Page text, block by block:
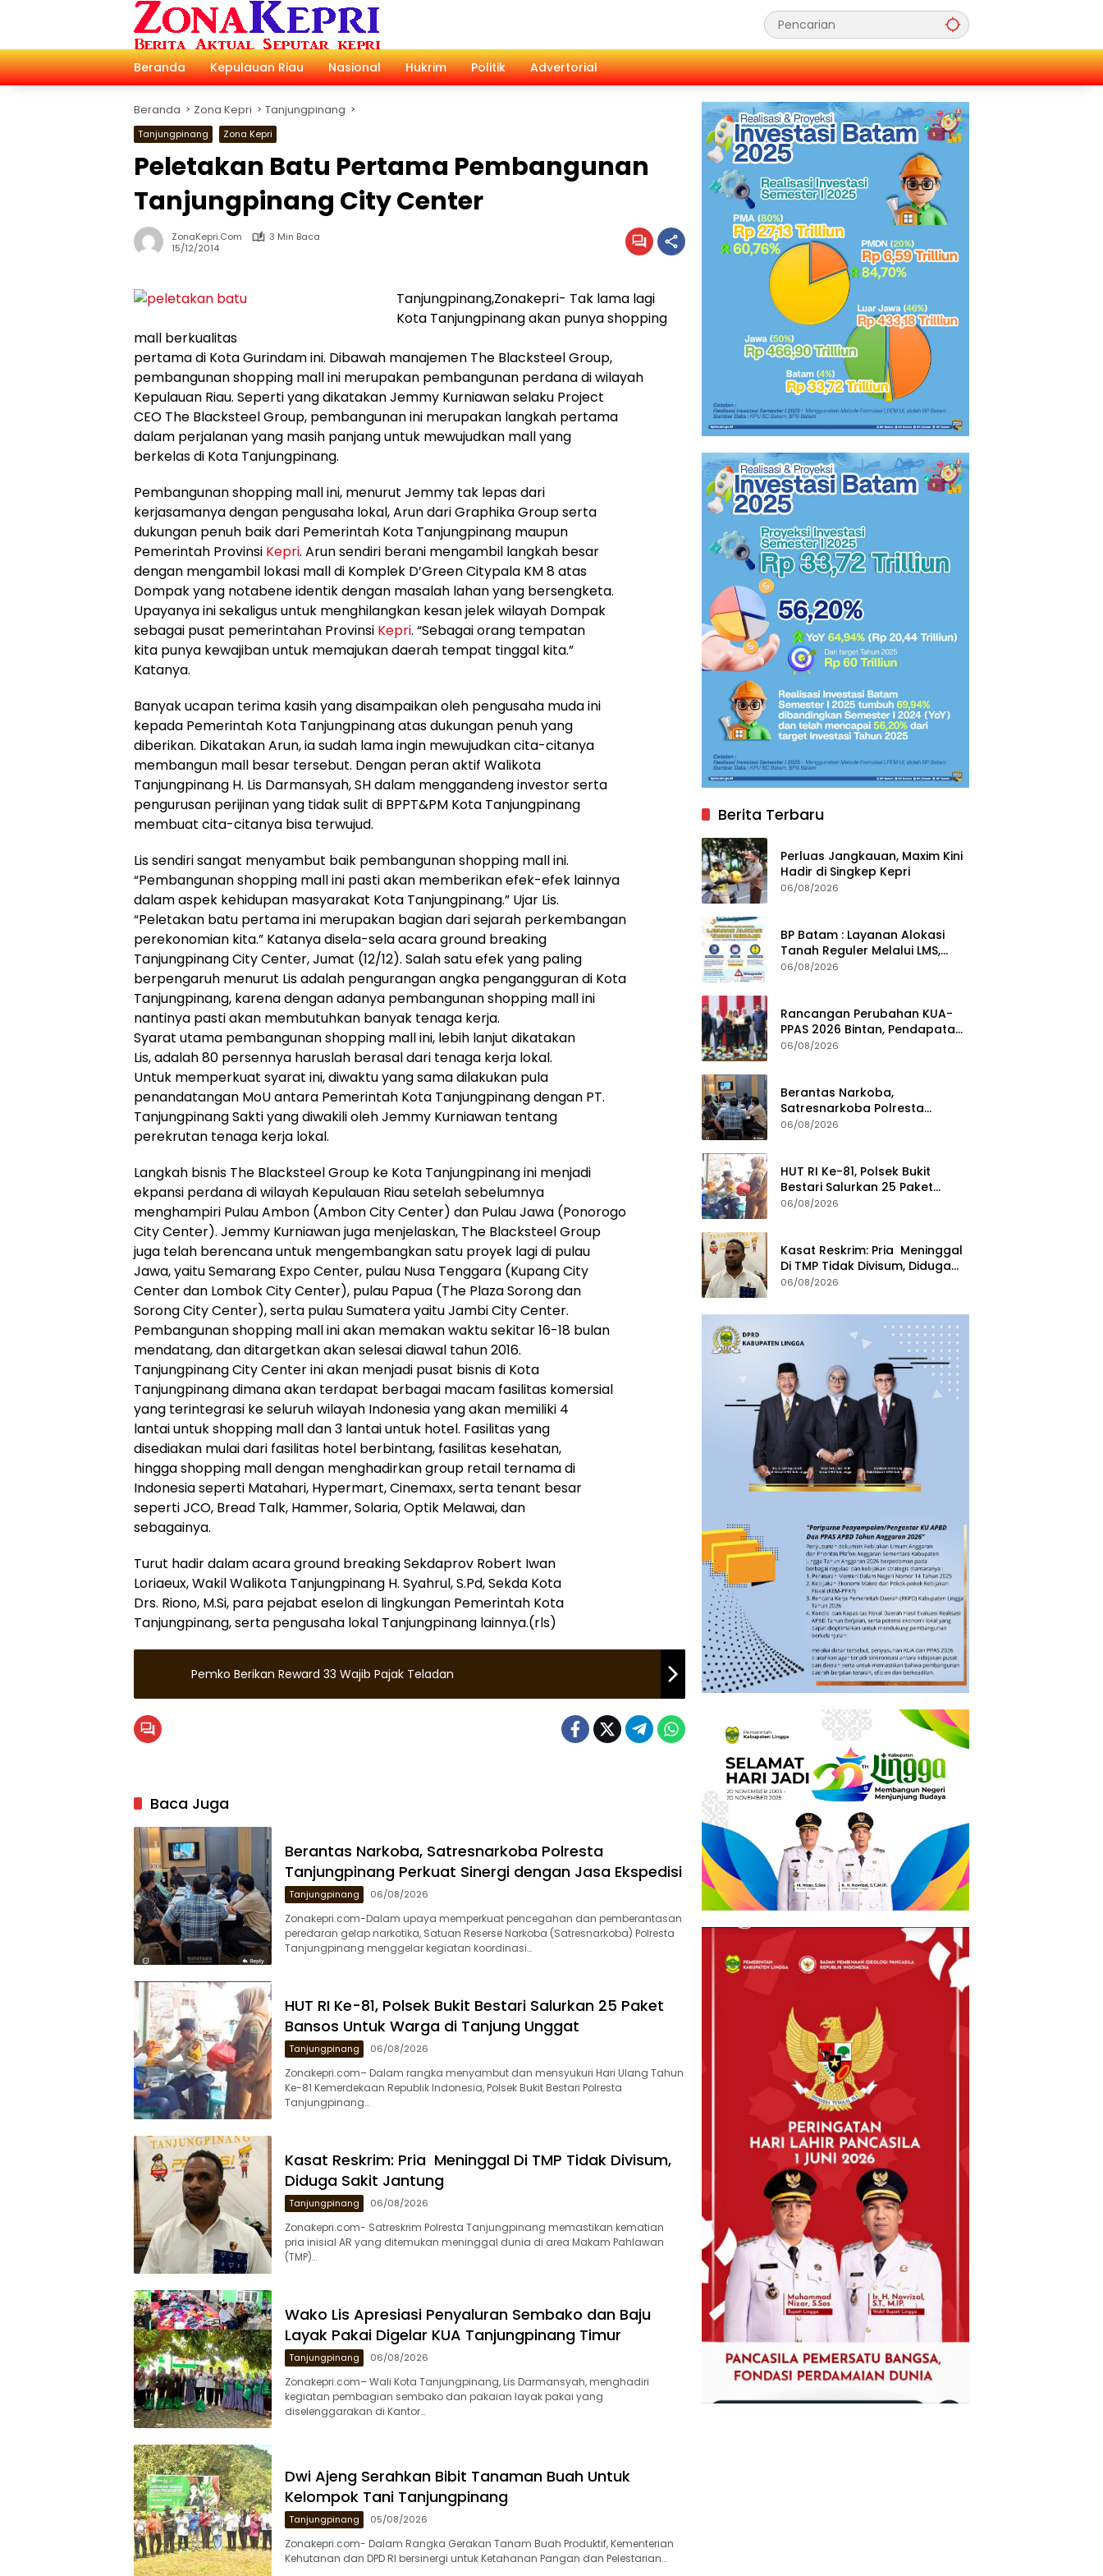
Beranda
Kepulauan Riau Nasional Hukrim Politik Advertorial
Beranda Zona Kepri Tanjungpinang
Tanjungpinang Zona Kepri
Peletakan Batu Pertama Pembangunan
Tanjungpinang City Center
ZonaKepri.com
3 Min Baca
15/12/2014
Tanjungpinang,Zonakepri- Tak lama lagi
Kota Tanjungpinang akan punya shopping
mall berkualitas
pertama di Kota Gurindam ini. Dibawah manajemen The Blacksteel Group,
pembangunan shopping mall ini merupakan pembangunan perdana di wilayah
Kepulauan Riau. Seperti yang dikatakan Jemmy Kurniawan selaku Project
CEO The Blacksteel Group, pembangunan ini merupakan langkah pertama
dalam perjalanan yang masih panjang untuk mewujudkan mall yang
berkelas di Kota Tanjungpinang.
Pembangunan shopping mall ini, menurut Jemmy tak lepas dari
kerjasamanya dengan pengusaha lokal, Arun dari Graphika Group serta
dukungan penuh baik dari Pemerintah Kota Tanjungpinang maupun
Pemerintah Provinsi Kepri. Arun sendiri berani mengambil langkah besar
dengan mengambil lokasi mall di Komplek D’Green Citypala KM 8 atas
Dompak yang notabene identik dengan masalah lahan yang bersengketa.
Upayanya ini sekaligus untuk menghilangkan kesan jelek wilayah Dompak
sebagai pusat pemerintahan Provinsi Kepri. “Sebagai orang tempatan
kita punya kewajiban untuk memajukan daerah tempat tinggal kita.”
Katanya.
Banyak ucapan terima kasih yang disampaikan oleh pengusaha muda ini
kepada Pemerintah Kota Tanjungpinang atas dukungan penuh yang
diberikan. Dikatakan Arun, ia sudah lama ingin mewujudkan cita-citanya
membangun mall besar tersebut. Dengan peran aktif Walikota
Tanjungpinang H. Lis Darmansyah, SH dalam menggandeng investor serta
pengurusan perijinan yang tidak sulit di BPPT&PM Kota Tanjungpinang
membuat cita-citanya bisa terwujud.
Lis sendiri sangat menyambut baik pembangunan shopping mall ini.
“Pembangunan shopping mall ini pasti akan memberikan efek-efek lainnya
dalam aspek kehidupan masyarakat Kota Tanjungpinang.” Ujar Lis.
“Peletakan batu pertama ini merupakan bagian dari sejarah perkembangan
perekonomian kita.” Katanya disela-sela acara ground breaking
Tanjungpinang City Center, Jumat (12/12). Salah satu efek yang paling
berpengaruh menurut Lis adalah pengurangan angka pengangguran di Kota
Tanjungpinang, karena dengan adanya pembangunan shopping mall ini
nantinya pasti akan membutuhkan banyak tenaga kerja.
Syarat utama pembangunan shopping mall ini, lebih lanjut dikatakan
Lis, adalah 80 persennya haruslah berasal dari tenaga kerja lokal.
Untuk memperkuat syarat ini, diwaktu yang sama dilakukan pula
penandatangan MoU antara Pemerintah Kota Tanjungpinang dengan PT.
Tanjungpinang Sakti yang diwakili oleh Jemmy Kurniawan tentang
perekrutan tenaga kerja lokal.
Langkah bisnis The Blacksteel Group ke Kota Tanjungpinang ini menjadi
ekpansi perdana di wilayah Kepulauan Riau setelah sebelumnya
menghampiri Pulau Ambon (Ambon City Center) dan Pulau Jawa (Ponorogo
City Center). Jemmy Kurniawan juga menjelaskan, The Blacksteel Group
juga telah berencana untuk mengembangkan satu proyek lagi di pulau
Jawa, yaitu Semarang Expo Center, pulau Nusa Tenggara (Kupang City
Center dan Lombok City Center), pulau Papua (The Plaza Sorong dan
Sorong City Center), serta pulau Sumatera yaitu Jambi City Center.
Pembangunan shopping mall ini akan memakan waktu sekitar 16-18 bulan
mendatang, dan ditargetkan akan selesai diawal tahun 2016.
Tanjungpinang City Center ini akan menjadi pusat bisnis di Kota
Tanjungpinang dimana akan terdapat berbagai macam fasilitas komersial
yang terintegrasi ke seluruh wilayah Indonesia yang akan memiliki 4
lantai untuk shopping mall dan 3 lantai untuk hotel. Fasilitas yang
disediakan mulai dari fasilitas hotel berbintang, fasilitas kesehatan,
hingga shopping mall dengan menghadirkan group retail ternama di
Indonesia seperti Matahari, Hypermart, Cinemaxx, serta tenant besar
seperti JCO, Bread Talk, Hammer, Solaria, Optik Melawai, dan
sebagainya.
Turut hadir dalam acara ground breaking Sekdaprov Robert Iwan
Loriaeux, Wakil Walikota Tanjungpinang H. Syahrul, S.Pd, Sekda Kota
Drs. Riono, M.Si, para pejabat eselon di lingkungan Pemerintah Kota
Tanjungpinang, serta pengusaha lokal Tanjungpinang lainnya.(rls)
Pemko Berikan Reward 33 Wajib Pajak Teladan
Baca Juga
Berantas Narkoba, Satresnarkoba Polresta
Tanjungpinang Perkuat Sinergi dengan Jasa Ekspedisi
Tanjungpinang 06/08/2026
Zonakepri.com-Dalam upaya memperkuat pencegahan dan pemberantasan
peredaran gelap narkotika, Satuan Reserse Narkoba (Satresnarkoba) Polresta
Tanjungpinang menggelar kegiatan koordinasi…
HUT RI Ke-81, Polsek Bukit Bestari Salurkan 25 Paket
Bansos Untuk Warga di Tanjung Unggat
Tanjungpinang 06/08/2026
Zonakepri.com– Dalam rangka menyambut dan mensyukuri Hari Ulang Tahun
Ke-81 Kemerdekaan Republik Indonesia, Polsek Bukit Bestari Polresta
Tanjungpinang…
Kasat Reskrim: Pria Meninggal Di TMP Tidak Divisum,
Diduga Sakit Jantung
Tanjungpinang 06/08/2026
Zonakepri.com- Satreskrim Polresta Tanjungpinang memastikan kematian
pria inisial AR yang ditemukan meninggal dunia di area Makam Pahlawan
(TMP)…
Wako Lis Apresiasi Penyaluran Sembako dan Baju
Layak Pakai Digelar KUA Tanjungpinang Timur
Tanjungpinang 06/08/2026
Zonakepri.com– Wali Kota Tanjungpinang, Lis Darmansyah, menghadiri
kegiatan pembagian sembako dan pakaian layak pakai yang
diselenggarakan di Kantor…
Dwi Ajeng Serahkan Bibit Tanaman Buah Untuk
Kelompok Tani Tanjungpinang
Tanjungpinang 05/08/2026
Zonakepri.com- Dalam Rangka Gerakan Tanam Buah Produktif, Kementerian
Kehutanan dan DPD RI bersinergi untuk Ketahanan Pangan dan Pelestarian…
Berita Terbaru
Perluas Jangkauan, Maxim Kini
Hadir di Singkep Kepri
06/08/2026
BP Batam : Layanan Alokasi
Tanah Reguler Melalui LMS,
Waspadai Penipuan Atasnama
06/08/2026
Rancangan Perubahan KUA-
PPAS 2026 Bintan, Pendapatan
Transfer Pusat Diproyeksi Naik
06/08/2026
Berantas Narkoba,
Satresnarkoba Polresta
Tanjungpinang Perkuat Sinergi
06/08/2026
HUT RI Ke-81, Polsek Bukit
Bestari Salurkan 25 Paket
Bansos Untuk Warga di
06/08/2026
Kasat Reskrim: Pria Meninggal
Di TMP Tidak Divisum, Diduga
Sakit Jantung
06/08/2026